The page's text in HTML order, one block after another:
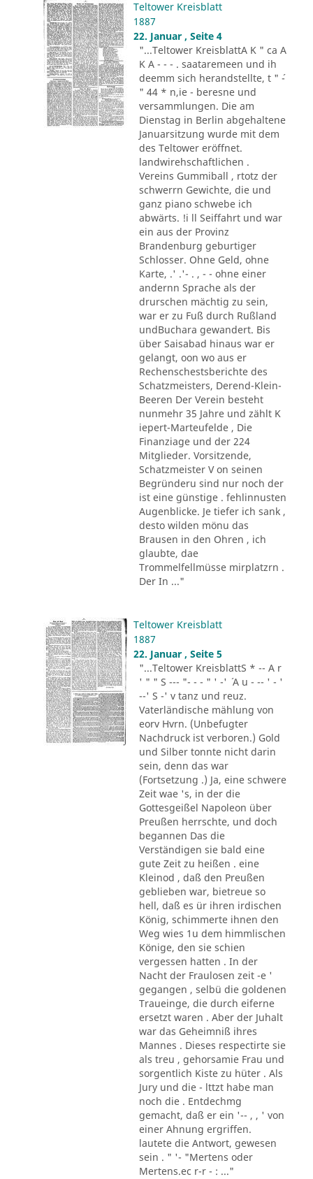
Teltower Kreisblatt
1887
22. Januar , Seite 4
"...Teltower KreisblattA K " ca A
K A - - - . saataremeen und ih
deemm sich herandstellte, t " ´-
" 44 * n,ie - beresne und
versammlungen. Die am
Dienstag in Berlin abgehaltene
Januarsitzung wurde mit dem
des Teltower eröffnet.
landwirehschaftlichen .
Vereins Gummiball , rtotz der
schwerrn Gewichte, die und
ganz piano schwebe ich
abwärts. !i ll Seiffahrt und war
ein aus der Provinz
Brandenburg geburtiger
Schlosser. Ohne Geld, ohne
Karte, .' .'- . , - - ohne einer
andernn Sprache als der
drurschen mächtig zu sein,
war er zu Fuß durch Rußland
undBuchara gewandert. Bis
über Saisabad hinaus war er
gelangt, oon wo aus er
Rechenschestsberichte des
Schatzmeisters, Derend-Klein-
Beeren Der Verein besteht
nunmehr 35 Jahre und zählt K
iepert-Marteufelde , Die
Finanziage und der 224
Mitglieder. Vorsitzende,
Schatzmeister V on seinen
Begründeru sind nur noch der
ist eine günstige . fehlinnusten
Augenblicke. Je tiefer ich sank ,
desto wilden mönu das
Brausen in den Ohren , ich
glaubte, dae
Trommelfellmüsse mirplatzrn .
Der In ..."
Teltower Kreisblatt
1887
22. Januar , Seite 5
"...Teltower KreisblattS * -- A r
' " " S --- "- - - " ' -' ´ A u - -- ' - '
--' S -' v tanz und reuz.
Vaterländische mählung von
eorv Hvrn. (Unbefugter
Nachdruck ist verboren.) Gold
und Silber tonnte nicht darin
sein, denn das war
(Fortsetzung .) Ja, eine schwere
Zeit wae 's, in der die
Gottesgeißel Napoleon über
Preußen herrschte, und doch
begannen Das die
Verständigen sie bald eine
gute Zeit zu heißen . eine
Kleinod , daß den Preußen
geblieben war, bietreue so
hell, daß es ür ihren irdischen
König, schimmerte ihnen den
Weg wies 1u dem himmlischen
Könige, den sie schien
vergessen hatten . In der
Nacht der Fraulosen zeit -e '
gegangen , selbü die goldenen
Traueinge, die durch eiferne
ersetzt waren . Aber der Juhalt
war das Geheimniß ihres
Mannes . Dieses respectirte sie
als treu , gehorsamie Frau und
sorgentlich Kiste zu hüter . Als
Jury und die - lttzt habe man
noch die . Entdechmg
gemacht, daß er ein '-- , , ' von
einer Ahnung ergriffen.
lautete die Antwort, gewesen
sein . " '- "Mertens oder
Mertens.ec r-r - : ..."